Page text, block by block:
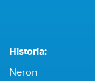
Historia:
Neron